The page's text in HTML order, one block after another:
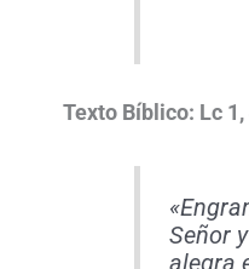
Texto Bíblico: Lc
Señor